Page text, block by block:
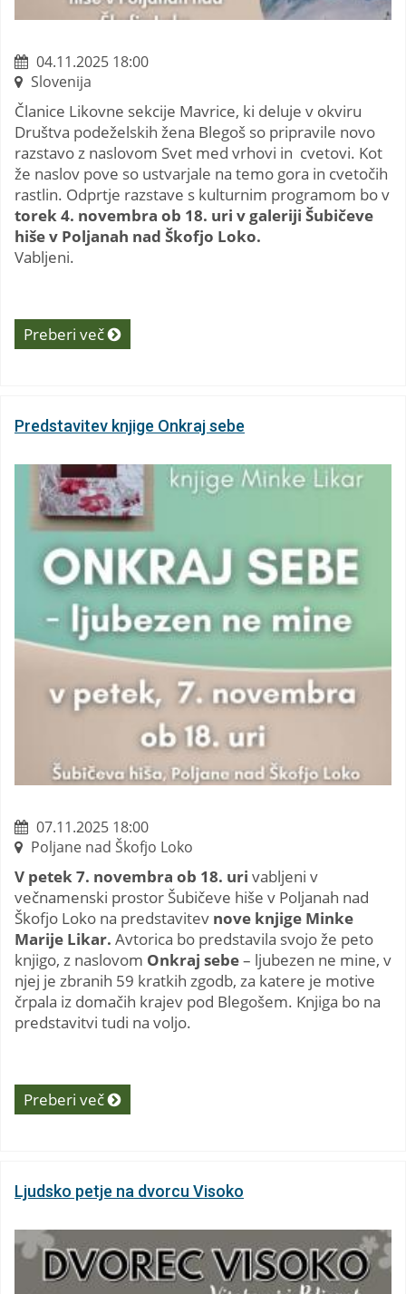
04.11.2025 18:00
Slovenija
Članice Likovne sekcije Mavrice, ki deluje v okviru
Društva podeželskih žena Blegoš so pripravile novo
razstavo z naslovom Svet med vrhovi in cvetovi. Kot
že naslov pove so ustvarjale na temo gora in cvetočih
rastlin. Odprtje razstave s kulturnim programom bo v
torek 4. novembra ob 18. uri v galeriji Šubičeve
hiše v Poljanah nad Škofjo Loko.
Vabljeni.
Preberi več
Predstavitev knjige Onkraj sebe
07.11.2025 18:00
Poljane nad Škofjo Loko
V petek 7. novembra ob 18. uri vabljeni v
večnamenski prostor Šubičeve hiše v Poljanah nad
Škofjo Loko na predstavitev nove knjige Minke
Marije Likar. Avtorica bo predstavila svojo že peto
knjigo, z naslovom Onkraj sebe– ljubezen ne mine, v
njej je zbranih 59 kratkih zgodb, za katere je motive
črpala iz domačih krajev pod Blegošem. Knjiga bo na
predstavitvi tudi na voljo.
Preberi več
Ljudsko petje na dvorcu Visoko